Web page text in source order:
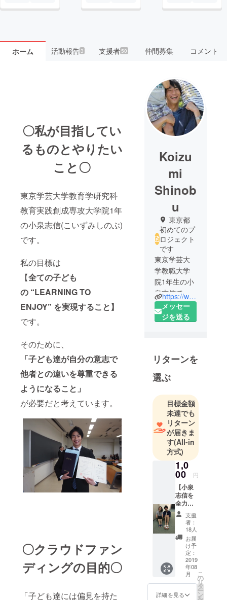
ホーム 活動報告3 支援者50 仲間募集 コメント
〇私が目指してい
るものとやりたい
こと〇
東京学芸大学教育学研究科
教育実践創成専攻大学院1年
の小泉志信(こいずみしのぶ)
です。
私の目標は
【全ての子ども
の “LEARNING TO
ENJOY” を実現すること】
です。
そのために、
「子ども達が自分の意志で
他者との違いを尊重できる
ようになること」
が必要だと考えています。
〇クラウドファン
ディングの目的〇
「子ども達には偏見を持た
Koizu
mi
Shinob
u
東京都
初めてのプ
ロジェクト
です
東京学芸大
学教職大学
院1年生の小
泉志信で
す。
出身は富山
育を学んで
おり、専門
は聴覚障害
児教育でし
た。
現在は小学
校の先生に
なるために
勉強をして
います。
https://www.facebook.com/shinobu.koizumi.14
メッセー
ジを送る
リターンを
選ぶ
目標金額
未達でも
リターン
が届きま
す(All-in
方式)
1,0
00 円
【小泉
志信を
全力で
応援
券】
『支
援』 リ
ターン
は、小
泉志信
からの
御礼
メッ
セージ
支援
者：
18人
お届
け予
定：
2019
年08
月
詳細を見る
こ
の
リ
タ
ー
ン